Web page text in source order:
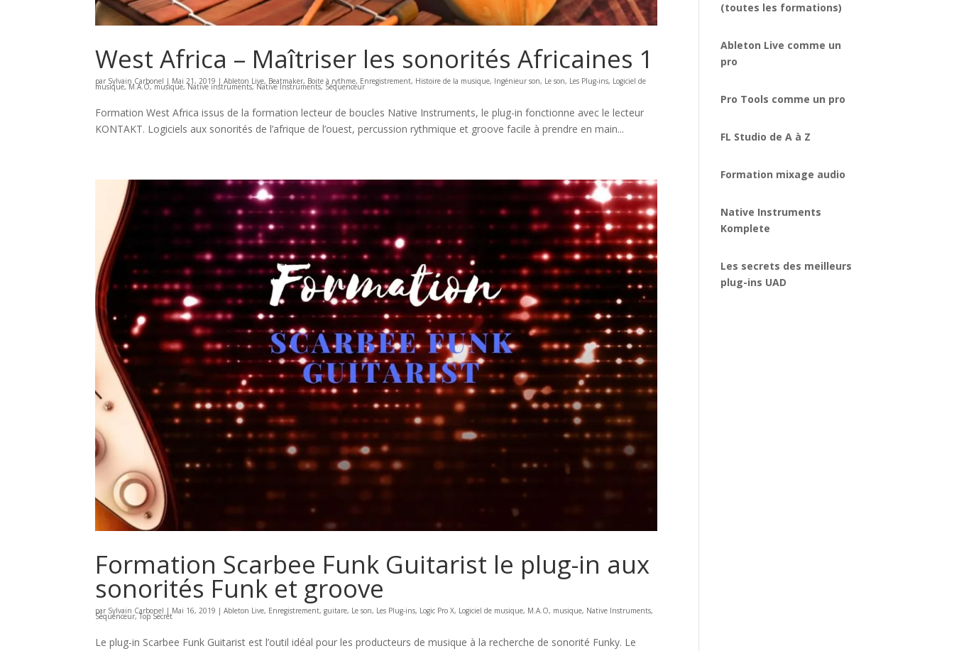
West Africa – Maîtriser les sonorités Africaines 1
par Sylvain Carbonel | Mai 21, 2019 |Ableton Live, Beatmaker, Boite à rythme, Enregistrement, Histoire de la musique, Ingénieur son, Le son, Les Plug-ins, Logiciel de
musique,M.A.O,musique,Native instruments,Native Instruments, Séquenceur
Formation West Africa issus de la formation lecteur de boucles Native Instruments, le plug-in fonctionne avec le lecteur
KONTAKT. Logiciels aux sonorités de l’afrique de l’ouest, percussion rythmique et groove facile à prendre en main...
Formation Scarbee Funk Guitarist le plug-in aux
sonorités Funk et groove
par Sylvain Carbonel | Mai 16, 2019 |Ableton Live, Enregistrement,guitare, Le son, Les Plug-ins, Logic Pro X, Logiciel de musique, M.A.O, musique, Native Instruments,
Séquenceur,Top Secret
Le plug-in Scarbee Funk Guitarist est l’outil idéal pour les producteurs de musique à la recherche de sonorité Funky. Le
(toutes les formations)
Ableton Live comme un
pro
Pro Tools comme un pro
FL Studio de A à Z
Formation mixage audio
Native Instruments
Komplete
Les secrets des meilleurs
plug-ins UAD